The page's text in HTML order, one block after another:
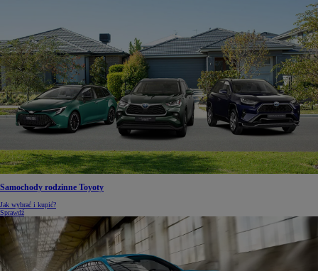
Samochody rodzinne Toyoty
Jak wybrać i kupić?
Sprawdź